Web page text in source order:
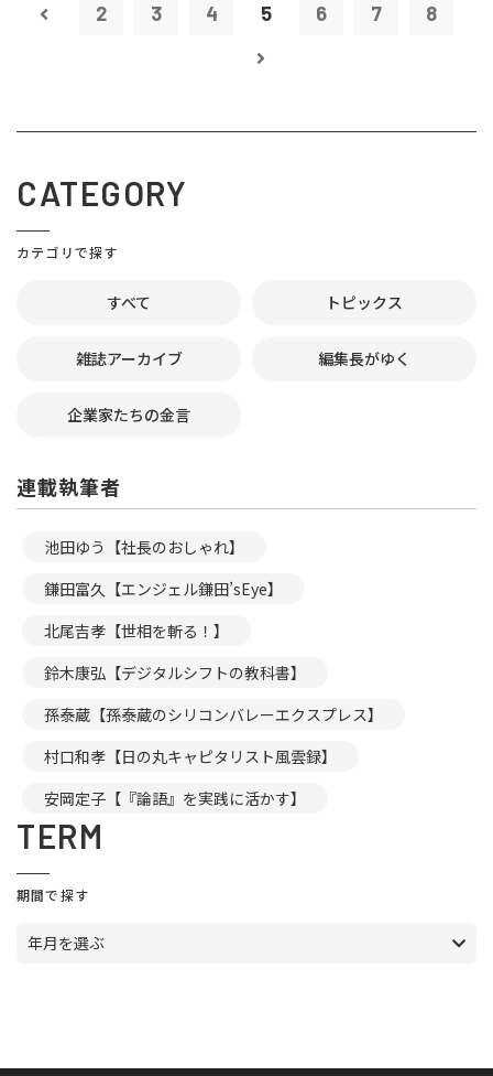
2 3 4 5 6 7 8
CATEGORY
カテゴリで探す
すべて トピックス
雑誌アーカイブ 編集長がゆく
企業家たちの金言
連載執筆者
池田ゆう【社長のおしゃれ】
鎌田富久【エンジェル鎌田’sEye】
北尾吉孝【世相を斬る！】
鈴木康弘【デジタルシフトの教科書】
孫泰蔵【孫泰蔵のシリコンバレーエクスプレス】
村口和孝【日の丸キャピタリスト風雲録】
安岡定子【『論語』を実践に活かす】
TERM
期間で探す
年月を選ぶ